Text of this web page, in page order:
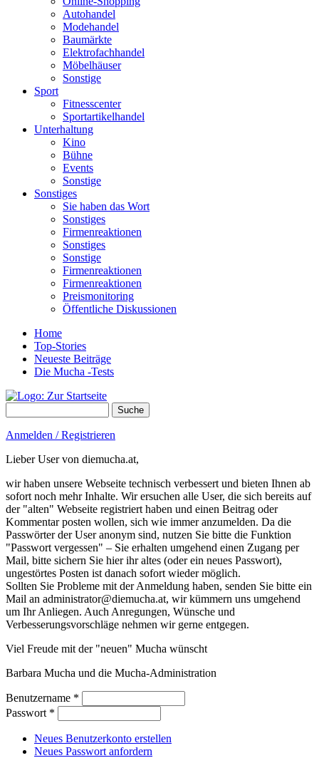
Autohandel
Modehandel
Baumärkte
Elektrofachhandel
Möbelhäuser
Sonstige
Sport
Fitnesscenter
Sportartikelhandel
Unterhaltung
Kino
Bühne
Events
Sonstige
Sonstiges
Sie haben das Wort
Sonstiges
Firmenreaktionen
Sonstiges
Sonstige
Firmenreaktionen
Firmenreaktionen
Preismonitoring
Öffentliche Diskussionen
Home
Top-Stories
Neueste Beiträge
Die Mucha -Tests
Anmelden / Registrieren
Lieber User von diemucha.at,
wir haben unsere Webseite technisch verbessert und bieten Ihnen ab
sofort noch mehr Inhalte. Wir ersuchen alle User, die sich bereits auf
der "alten" Webseite registriert haben und einen Beitrag oder
Kommentar posten wollen, sich wie immer anzumelden. Da die
Passwörter der User anonym sind, nutzen Sie bitte die Funktion
"Passwort vergessen" – Sie erhalten umgehend einen Zugang per
Mail, bitte sichern Sie hier ihr altes (oder ein neues Passwort),
ungestörtes Posten ist danach sofort wieder möglich.
Sollten Sie Probleme mit der Anmeldung haben, senden Sie bitte ein
Mail an administrator@diemucha.at, wir kümmern uns umgehend
um Ihr Anliegen. Auch Anregungen, Wünsche und
Verbesserungsvorschläge nehmen wir gerne entgegen.
Viel Freude mit der "neuen" Mucha wünscht
Barbara Mucha und die Mucha-Administration
Benutzername *
Passwort *
Neues Benutzerkonto erstellen
Neues Passwort anfordern